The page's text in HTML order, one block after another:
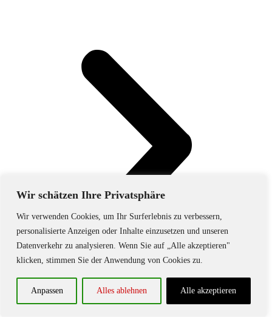
Wir schätzen Ihre Privatsphäre
Wir verwenden Cookies, um Ihr Surferlebnis zu verbessern,
personalisierte Anzeigen oder Inhalte einzusetzen und unseren
Datenverkehr zu analysieren. Wenn Sie auf „Alle akzeptieren"
klicken, stimmen Sie der Anwendung von Cookies zu.
Anpassen Alles ablehnen Alle akzeptieren
Spielfest beim TSV Schöllbronn am 14.07.2019